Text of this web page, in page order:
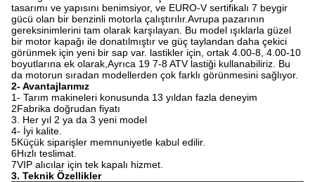
tasarımı ve yapısını benimsiyor, ve EURO-V sertifikalı 7 beygir
gücü olan bir benzinli motorla çalıştırılır.Avrupa pazarının
gereksinimlerini tam olarak karşılayan. Bu model ışıklarla güzel
bir motor kapağı ile donatılmıştır ve güç taylandan daha çekici
görünmek için yeni bir sap var. lastikler için, ortak 4.00-8, 4.00-10
boyutlarına ek olarak,Ayrıca 19 7-8 ATV lastiği kullanabiliriz. Bu
da motorun sıradan modellerden çok farklı görünmesini sağlıyor.
2- Avantajlarımız
1- Tarım makineleri konusunda 13 yıldan fazla deneyim
2Fabrika doğrudan fiyatı
3. Her yıl 2 ya da 3 yeni model
4- İyi kalite.
5Küçük siparişler memnuniyetle kabul edilir.
6Hızlı teslimat.
7VIP alıcılar için tek kapalı hizmet.
3. Teknik Özellikler